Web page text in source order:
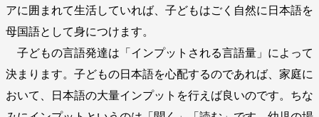
アに囲まれて生活していれば、子どもはごく自然に日本語を
母国語として身につけます。
子どもの言語発達は「インプットされる言語量」によって
決まります。子どもの日本語を心配するのであれば、家庭に
おいて、日本語の大量インプットを行えば良いのです。ちな